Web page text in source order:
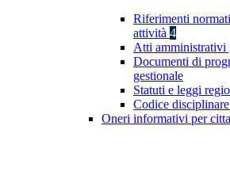
Riferimenti
attività 4
Atti amministrativi
Documenti di
gestionale
Statuti e leggi
Codice
Oneri informativi per